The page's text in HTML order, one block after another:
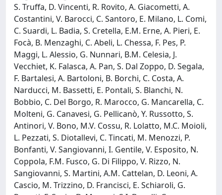
S. Truffa, D. Vincenti, R. Rovito, A. Giacometti, A.
Costantini, V. Barocci, C. Santoro, E. Milano, L. Comi,
C. Suardi, L. Badia, S. Cretella, E.M. Erne, A. Pieri, E.
Focà, B. Menzaghi, C. Abeli, L. Chessa, F. Pes, P.
Maggi, L. Alessio, G. Nunnari, B.M. Celesia, J.
Vecchiet, K. Falasca, A. Pan, S. Dal Zoppo, D. Segala,
F. Bartalesi, A. Bartoloni, B. Borchi, C. Costa, A.
Narducci, M. Bassetti, E. Pontali, S. Blanchi, N.
Bobbio, C. Del Borgo, R. Marocco, G. Mancarella, C.
Molteni, G. Canavesi, G. Pellicanò, Y. Russotto, S.
Antinori, V. Bono, M.V. Cossu, R. Lolatto, M.C. Moioli,
L. Pezzati, S. Diotallevi, C. Tincati, M. Menozzi, P.
Bonfanti, V. Sangiovanni, I. Gentile, V. Esposito, N.
Coppola, F.M. Fusco, G. Di Filippo, V. Rizzo, N.
Sangiovanni, S. Martini, A.M. Cattelan, D. Leoni, A.
Cascio, M. Trizzino, D. Francisci, E. Schiaroli, G.